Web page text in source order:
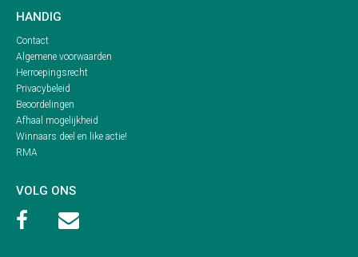
HANDIG
Contact
Algemene voorwaarden
Herroepingsrecht
Privacybeleid
Beoordelingen
Afhaal mogelijkheid
Winnaars deel en like actie!
RMA
VOLG ONS
 